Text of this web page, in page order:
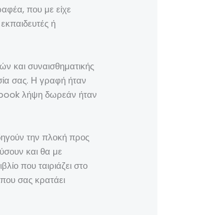
που με είχε
ή
και συναισθηματικής
σας. Η γραφή ήταν
λήψη δωρεάν ήταν
την πλοκή προς
και θα με
που ταιριάζει στο
σας κρατάει